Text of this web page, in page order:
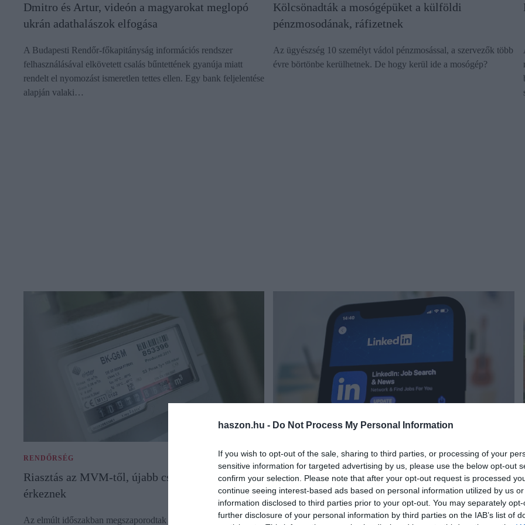
haszon.hu - Do Not Process My Personal Information
If you wish to opt-out of the sale, sharing to third parties, or processing of your
sensitive information for targeted advertising by us, please use the below opt-out
confirm your selection. Please note that after your opt-out request is processed
continue seeing interest-based ads based on personal information utilized by us
information disclosed to third parties prior to your opt-out. You may separately
further disclosure of your personal information by third parties on the IAB’s list of
Dmitro és Artur, videón a magyarokat meglopó
ukrán adathalászok elfogása
A Budapesti Rendőr-főkapitányság információs rendszer
felhasználásával elkövetett csalás bűntettének gyanúja miatt
rendelt el nyomozást ismeretlen tettes ellen. Egy bank feljelentése
alapján valaki…
Kölcsönadták a mosógépüket a külföldi
pénzmosodának, ráfizetnek
Az ügyészség 10 személyt vádol pénzmosással, a szervezők több
évre börtönbe kerülhetnek. De hogy kerül ide a mosógép?
RENDŐRSÉG
Riasztás az MVM-től, újabb csaló sms-ek
érkeznek
Az elmúlt időszakban megszaporodtak az MVM Next nevével
CSALÁS
Így verhetnek át kamu állásokkal a Linkedinen
Nem árt az óvatosság: már a kiberbűnözők is aktívan használják